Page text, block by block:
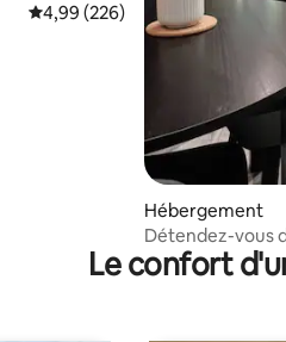
Évaluation moyenne sur la
4,99 (226)
Hébergement
Détendez-vous
style
Le confort